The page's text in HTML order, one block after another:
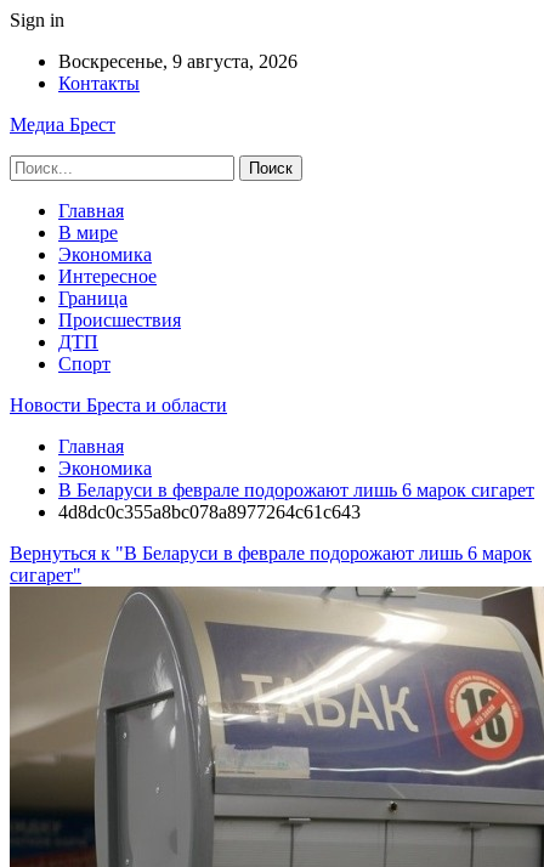
Sign in
Воскресенье, 9 августа, 2026
Контакты
Медиа Брест
Главная
В мире
Экономика
Интересное
Граница
Происшествия
ДТП
Спорт
Новости Бреста и области
Главная
Экономика
В Беларуси в феврале подорожают лишь 6 марок сигарет
4d8dc0c355a8bc078a8977264c61c643
Вернуться к "В Беларуси в феврале подорожают лишь 6 марок
сигарет"